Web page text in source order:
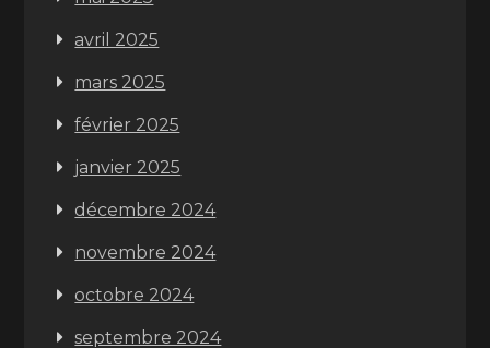
avril 2025
mars 2025
février 2025
janvier 2025
décembre 2024
novembre 2024
octobre 2024
septembre 2024